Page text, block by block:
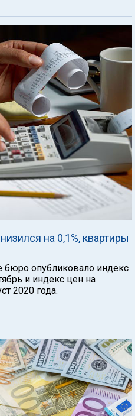
на 0,1%, квартиры
бюро опубликовало индекс
и индекс цен на
2020 года.